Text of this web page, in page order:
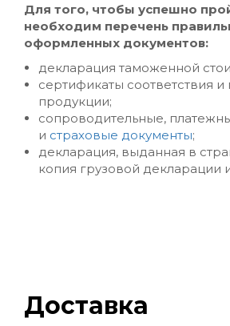
Для того, чтобы успешно
необходим перечень
оформленных документов:
декларация таможенной
сертификаты соответствия
продукции;
сопроводительные,
и страховые документы;
декларация, выданная в
копия грузовой декларации
Доставка